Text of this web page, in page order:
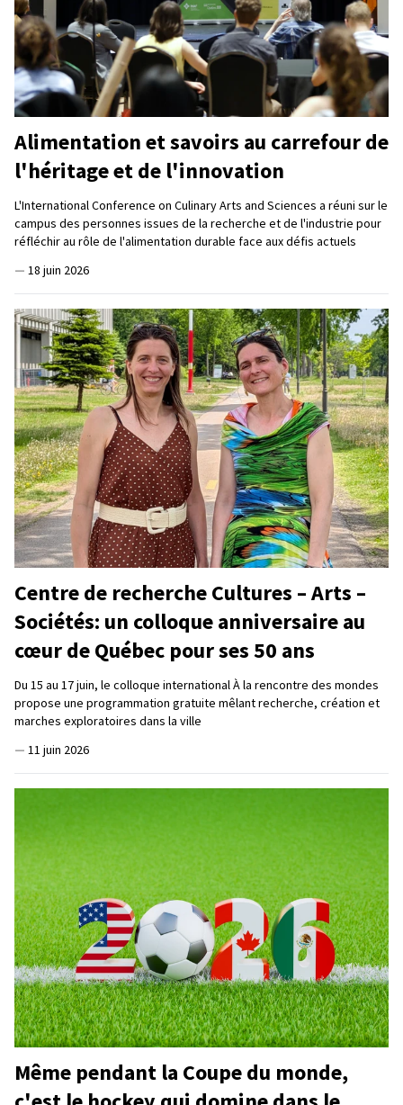
Alimentation et savoirs au carrefour de
l'héritage et de l'innovation
L'International Conference on Culinary Arts and Sciences a réuni sur le
campus des personnes issues de la recherche et de l'industrie pour
réfléchir au rôle de l'alimentation durable face aux défis actuels
— 18 juin 2026
Centre de recherche Cultures – Arts –
Sociétés: un colloque anniversaire au
cœur de Québec pour ses 50 ans
Du 15 au 17 juin, le colloque international À la rencontre des mondes
propose une programmation gratuite mêlant recherche, création et
marches exploratoires dans la ville
— 11 juin 2026
Même pendant la Coupe du monde,